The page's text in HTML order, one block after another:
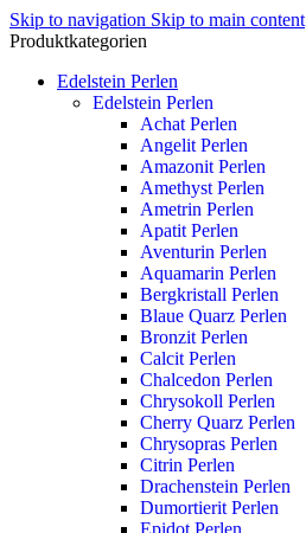
Skip to navigation Skip to main content
Produktkategorien
Edelstein Perlen
Edelstein Perlen
Achat Perlen
Angelit Perlen
Amazonit Perlen
Amethyst Perlen
Ametrin Perlen
Apatit Perlen
Aventurin Perlen
Aquamarin Perlen
Bergkristall Perlen
Blaue Quarz Perlen
Bronzit Perlen
Calcit Perlen
Chalcedon Perlen
Chrysokoll Perlen
Cherry Quarz Perlen
Chrysopras Perlen
Citrin Perlen
Drachenstein Perlen
Dumortierit Perlen
Epidot Perlen